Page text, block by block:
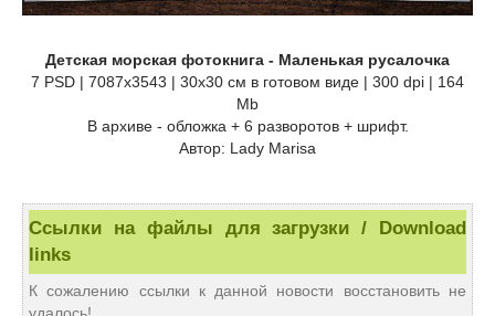
Детская морская фотокнига - Маленькая русалочка
7 PSD | 7087х3543 | 30х30 см в готовом виде | 300 dpi | 164
Mb
В архиве - обложка + 6 разворотов + шрифт.
Автор: Lady Marisa
Ссылки на файлы для загрузки / Download
links
К сожалению ссылки к данной новости восстановить не